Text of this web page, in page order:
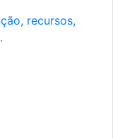
recursos,